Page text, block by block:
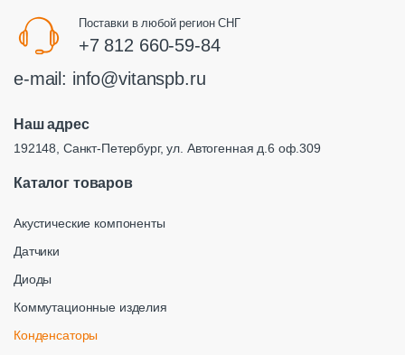
Поставки в любой регион СНГ
+7 812 660-59-84
e-mail: info@vitanspb.ru
Наш адрес
192148, Санкт-Петербург, ул. Автогенная д.6 оф.309
Каталог товаров
Акустические компоненты
Датчики
Диоды
Коммутационные изделия
Конденсаторы